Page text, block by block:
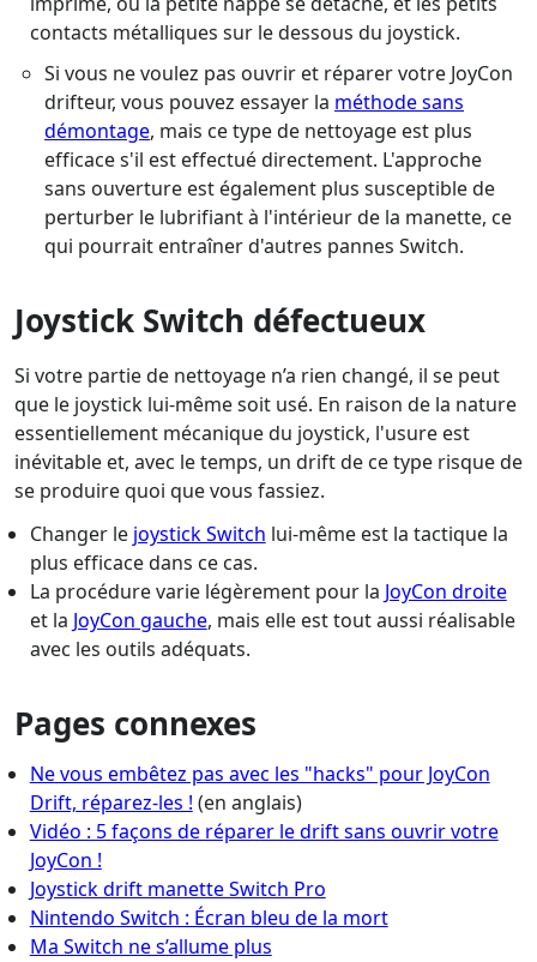
contacts métalliques sur le dessous du joystick.
Si vous ne voulez pas ouvrir et réparer votre JoyCon
drifteur, vous pouvez essayer la méthode sans
démontage, mais ce type de nettoyage est plus
efficace s'il est effectué directement. L'approche
sans ouverture est également plus susceptible de
perturber le lubrifiant à l'intérieur de la manette, ce
qui pourrait entraîner d'autres pannes Switch.
Joystick Switch défectueux
Si votre partie de nettoyage n’a rien changé, il se peut
que le joystick lui-même soit usé. En raison de la nature
essentiellement mécanique du joystick, l'usure est
inévitable et, avec le temps, un drift de ce type risque de
se produire quoi que vous fassiez.
Changer le joystick Switch lui-même est la tactique la
plus efficace dans ce cas.
La procédure varie légèrement pour la JoyCon droite
et la JoyCon gauche, mais elle est tout aussi réalisable
avec les outils adéquats.
Pages connexes
Ne vous embêtez pas avec les "hacks" pour JoyCon
Drift, réparez-les ! (en anglais)
Vidéo : 5 façons de réparer le drift sans ouvrir votre
JoyCon !
Joystick drift manette Switch Pro
Nintendo Switch : Écran bleu de la mort
Ma Switch ne s’allume plus